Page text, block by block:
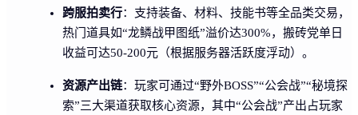
跨服拍卖行：支持装备、材料、技能书等全品类交易，
热门道具如“龙鳞战甲图纸”溢价达300%，搬砖党单日
收益可达50-200元（根据服务器活跃度浮动）。
资源产出链：玩家可通过“野外BOSS”“公会战”“秘境探
索”三大渠道获取核心资源，其中“公会战”产出占玩家